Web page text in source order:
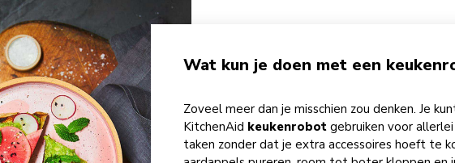
Wat kun je doen met een
Zoveel meer dan je misschien zou denken. Je
KitchenAid keukenrobot gebruiken voor
taken zonder dat je extra accessoires hoeft te